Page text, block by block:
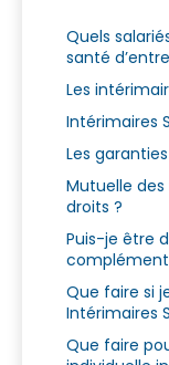
Quels
santé
Les
Intérimaires
Les
Mutuelle
droits ?
Puis-je être
Que faire si
Intérimaires
Que faire